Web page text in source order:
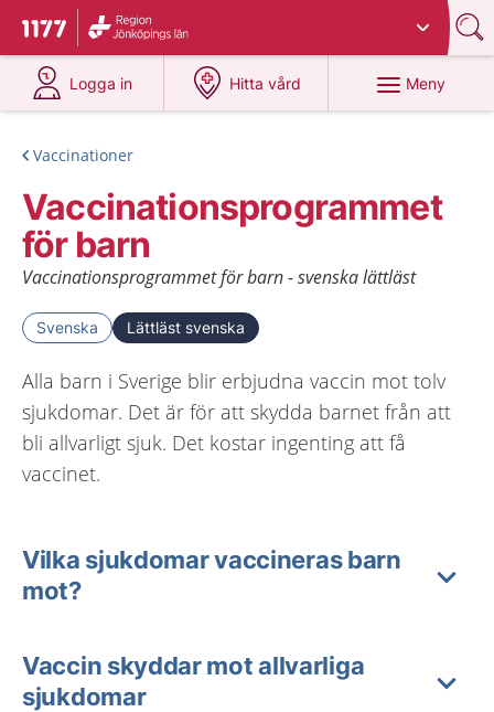
Till startsidan för 1177
Du har valt region
Logga in
på 1177.se
Hitta vård
på 1177.se
Meny
Vaccinationer
Vaccinationsprogrammet
för barn
Vaccinationsprogrammet för barn - svenska lättläst
Svenska Lättläst svenska
Alla barn i Sverige blir erbjudna vaccin mot tolv
sjukdomar. Det är för att skydda barnet från att
bli allvarligt sjuk. Det kostar ingenting att få
vaccinet.
Vilka sjukdomar vaccineras barn
mot?
Vaccin skyddar mot allvarliga
sjukdomar